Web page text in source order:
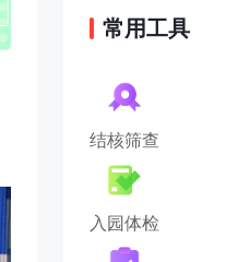
常用工具
结核筛查
入园体检